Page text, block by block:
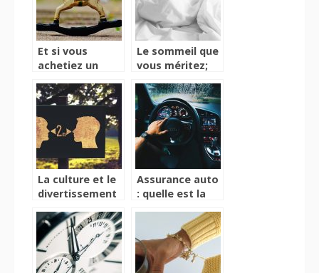
Et si vous
achetiez un
pour votre
enfant ?
Le sommeil que
vous méritez;
coussins
orthopédiques
La culture et le
divertissement
Coronavirus
Assurance auto
: quelle est la
garantie à
choisir et
pourquoi ?